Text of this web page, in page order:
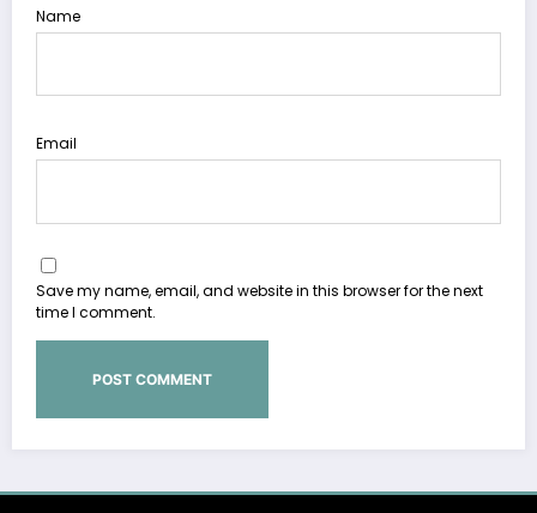
Name
Email
Save my name, email, and website in this browser for the next
time I comment.